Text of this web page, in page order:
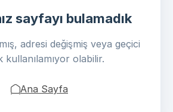
sayfayı bulamadık
adresi değişmiş veya geçici
kullanılamıyor olabilir.
Ana Sayfa